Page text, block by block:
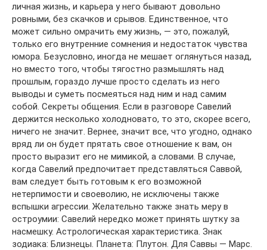
личная жизнь, и карьера у него бывают довольно
ровными, без скачков и срывов. Единственное, что
может сильно омрачить ему жизнь, — это, пожалуй,
только его внутренние сомнения и недостаток чувства
юмора. Безусловно, иногда не мешает оглянуться назад,
но вместо того, чтобы тягостно размышлять над
прошлым, гораздо лучше просто сделать из него
выводы и суметь посмеяться над ним и над самим
собой. Секреты общения. Если в разговоре Савелий
держится несколько холодновато, то это, скорее всего,
ничего не значит. Вернее, значит все, что угодно, однако
вряд ли он будет прятать свое отношение к вам, он
просто выразит его не мимикой, а словами. В случае,
когда Савелий предпочитает представляться Саввой,
вам следует быть готовым к его возможной
нетерпимости и своеволию, не исключены также
вспышки агрессии. Желательно также знать меру в
остроумии: Савелий нередко может принять шутку за
насмешку. Астрологическая характеристика. Знак
зодиака: Близнецы. Планета: Плутон. Для Саввы — Марс.